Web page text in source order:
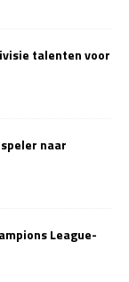
talenten voor
naar
League-